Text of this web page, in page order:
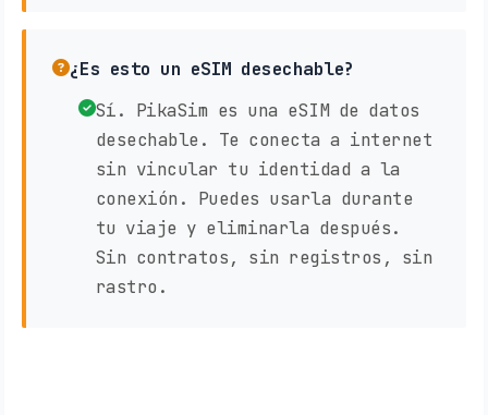
¿Es esto un eSIM desechable?
Sí. PikaSim es una eSIM de datos
desechable. Te conecta a internet
sin vincular tu identidad a la
conexión. Puedes usarla durante
tu viaje y eliminarla después.
Sin contratos, sin registros, sin
rastro.